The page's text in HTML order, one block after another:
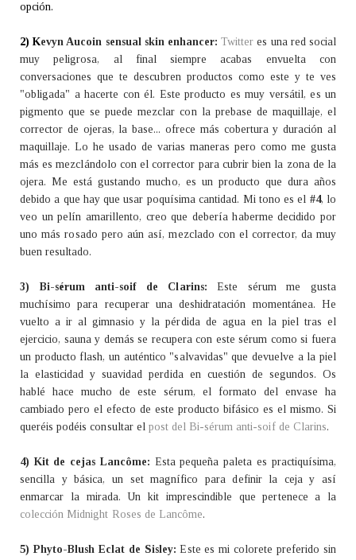
opción.
2) Kevyn Aucoin sensual skin enhancer: Twitteres una red social
muy peligrosa, al final siempre acabas envuelta con
conversaciones que te descubren productos como este y te ves
"obligada" a hacerte con él. Este producto es muy versátil, es un
pigmento que se puede mezclar con la prebase de maquillaje, el
corrector de ojeras, la base... ofrece más cobertura y duración al
maquillaje. Lo he usado de varias maneras pero como me gusta
más es mezclándolo con el corrector para cubrir bien la zona de la
ojera. Me está gustando mucho, es un producto que dura años
debido a que hay que usar poquísima cantidad. Mi tono es el #4, lo
veo un pelín amarillento, creo que debería haberme decidido por
uno más rosado pero aún así, mezclado con el corrector, da muy
buen resultado.
3) Bi-sérum anti-soif de Clarins: Este sérum me gusta
muchísimo para recuperar una deshidratación momentánea. He
vuelto a ir al gimnasio y la pérdida de agua en la piel tras el
ejercicio, sauna y demás se recupera con este sérum como si fuera
un producto flash, un auténtico "salvavidas" que devuelve a la piel
la elasticidad y suavidad perdida en cuestión de segundos. Os
hablé hace mucho de este sérum, el formato del envase ha
cambiado pero el efecto de este producto bifásico es el mismo. Si
queréis podéis consultar el post del Bi-sérum anti-soif de Clarins.
4) Kit de cejas Lancôme: Esta pequeña paleta es practiquísima,
sencilla y básica, un set magnífico para definir la ceja y así
enmarcar la mirada. Un kit imprescindible que pertenece a la
colección Midnight Roses de Lancôme.
5) Phyto-Blush Eclat de Sisley: Este es mi colorete preferido sin